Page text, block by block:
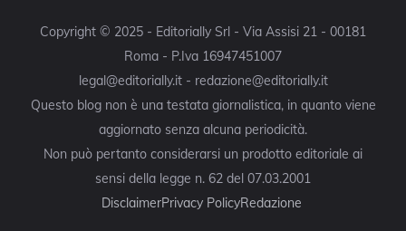
Copyright © 2025 - Editorially Srl - Via Assisi 21 - 00181
Roma - P.Iva 16947451007
legal@editorially.it - redazione@editorially.it
Questo blog non è una testata giornalistica, in quanto viene
aggiornato senza alcuna periodicità.
Non può pertanto considerarsi un prodotto editoriale ai
sensi della legge n. 62 del 07.03.2001
DisclaimerPrivacy PolicyRedazione